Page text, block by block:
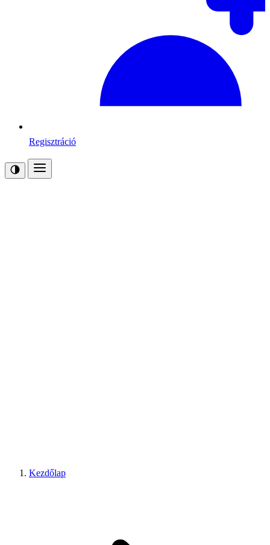
Regisztráció
Kezdőlap